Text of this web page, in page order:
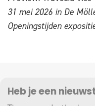
31 mei 2026 in De
Openingstijden
Heb je een